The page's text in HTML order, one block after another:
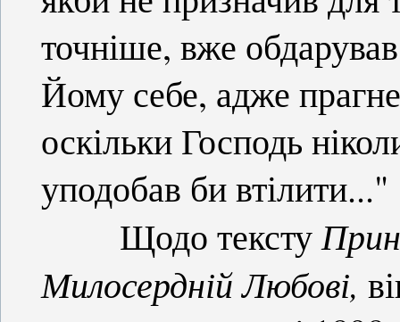
точніше, вже
Йому себе, адже
оскільки Господь
уподобав би втілити..."
Щодо тексту
Милосердній Любові,